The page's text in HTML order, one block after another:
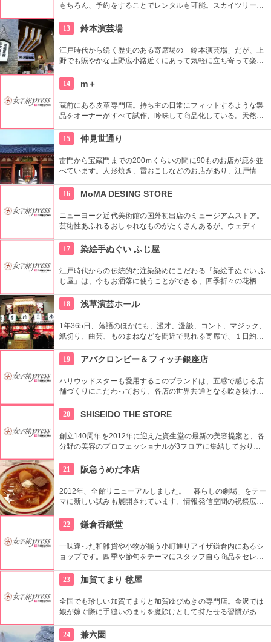
もちろん、予約をすることでレンタルも可能。スカイツリーや
フェをオープンし、注目を集めている。
13 鈴本演芸場
江戸時代から続く歴史のある寄席場の「鈴本演芸場」だが、上
野でも賑やかな上野広小路近くにあって気軽に立ち寄って楽し
ず入ってみてはいかがでしょう。
14 m＋
蔵前にある皮革専門店。持ち主の日常にフィットするような製
品をオーナーがすべて試作、吟味して商品化している。天然素
15
仲見世通り
雷門から宝蔵門までの200ｍくらいの間に90ものお店が庇を並
べています。人形焼き、雷おこしなどのお店があり、江戸情緒
16
MoMA DESING STORE
ニューヨーク近代美術館の国外初出店のミュージアムストア。
芸術性あふれるおしゃれなものがたくさんあるが、ウェディン
17
染絵手ぬぐい ふじ屋
江戸時代からの伝統的な注染染めにこだわる「染絵手ぬぐい ふ
じ屋」は、今もお洒落に使うことができる、四季折々の花柄や
地の小物も各種扱っています。
18 浅草演芸ホール
1年365日、落語のほかにも、漫才、漫談、コント、マジック、
紙切り、曲芸、ものまねなどを間近で見れる寄席で、１日約４
由席。
19 アバクロンビー＆フィッチ銀座店
ハリウッドスターも愛用するこのブランドは、五感で感じる店
舗づくりにこだわっており、各店の世界共通となる吹き抜けの
壁面を描き刺激的でエネルギッシュな店舗空間を演出してい
る。
20 SHISEIDO THE STORE
創立140周年を2012年に迎えた資生堂の最新の美容提案と、各
分野の美容のプロフェッショナルが3フロアに集結しており、
ベントなどのイベントをしているのでチェックしよう。
21 阪急うめだ本店
2012年、全館リニューアルしました。「暮らしの劇場」をテー
マに新しい試みも展開されています。情報発信空間の祝祭広場
した「うめだスーク」、20店以上が出店するレストラン街、シ
ョーケースがズラリと並ぶスイーツブティックストリートなど
魅力満載です。
22 鎌倉香紙堂
一味違った和雑貨や小物が揃う小町通りアイザ鎌倉内にあるシ
ョップです。四季や節句をテーマにスタッフ自ら商品をセレク
や手ぬぐいは、見ているだけで心がわくわくします！
23 加賀てまり 毬屋
全国でも珍しい加賀てまりと加賀ゆびぬきの専門店。金沢では
娘が嫁ぐ際に手縫いのまりを魔除けとして持たせる習慣があ
していて、自分でてまりやゆびぬきを作ることもできる。
24 兼六園